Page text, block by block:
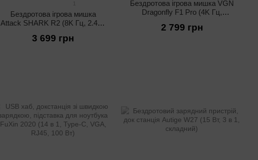
Бездротова ігрова мишка
Attack SHARK R2 (8K Гц, 2.4G,
Чорний)
3 699 грн
Бездротова ігрова мишка VGN
Dragonfly F1 Pro (4K Гц,
PAW3395, Black)
2 799 грн